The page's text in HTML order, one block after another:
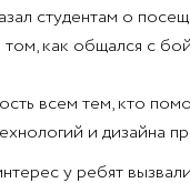
студентам о
как общался с
всем тем, кто
и дизайна
у ребят